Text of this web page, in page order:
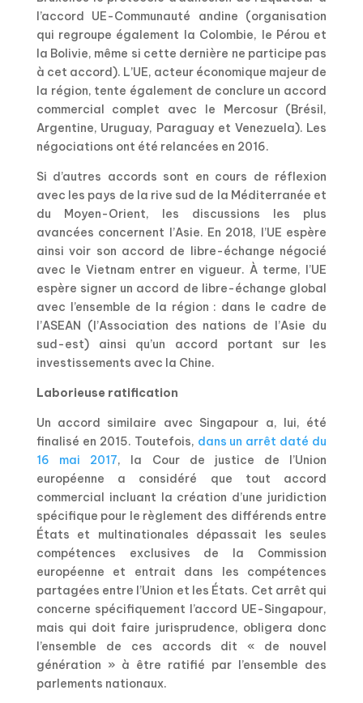
l’accord UE-Communauté andine (organisation
qui regroupe également la Colombie, le Pérou et
la Bolivie, même si cette dernière ne participe pas
à cet accord). L’UE, acteur économique majeur de
la région, tente également de conclure un accord
commercial complet avec le Mercosur (Brésil,
Argentine, Uruguay, Paraguay et Venezuela). Les
négociations ont été relancées en 2016.
Si d’autres accords sont en cours de réflexion
avec les pays de la rive sud de la Méditerranée et
du Moyen-Orient, les discussions les plus
avancées concernent l’Asie. En 2018, l’UE espère
ainsi voir son accord de libre-échange négocié
avec le Vietnam entrer en vigueur. À terme, l’UE
espère signer un accord de libre-échange global
avec l’ensemble de la région : dans le cadre de
l’ASEAN (l’Association des nations de l’Asie du
sud-est) ainsi qu’un accord portant sur les
investissements avec la Chine.
Laborieuse ratification
Un accord similaire avec Singapour a, lui, été
finalisé en 2015. Toutefois, dans un arrêt daté du
16 mai 2017, la Cour de justice de l’Union
européenne a considéré que tout accord
commercial incluant la création d’une juridiction
spécifique pour le règlement des différends entre
États et multinationales dépassait les seules
compétences exclusives de la Commission
européenne et entrait dans les compétences
partagées entre l’Union et les États. Cet arrêt qui
concerne spécifiquement l’accord UE-Singapour,
mais qui doit faire jurisprudence, obligera donc
l’ensemble de ces accords dit « de nouvel
génération » à être ratifié par l’ensemble des
parlements nationaux.